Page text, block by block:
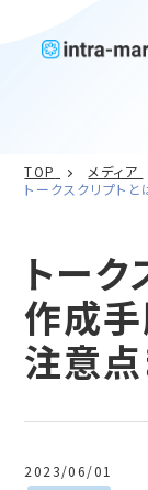
TOP メディア
トークスクリプト
トーク
作成
注意
2023/06/01